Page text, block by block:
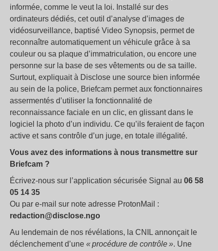
informée, comme le veut la loi. Installé sur des
ordinateurs dédiés, cet outil d’analyse d’images de
vidéosurveillance, baptisé Video Synopsis, permet de
reconnaître automatiquement un véhicule grâce à sa
couleur ou sa plaque d’immatriculation, ou encore une
personne sur la base de ses vêtements ou de sa taille.
Surtout, expliquait à Disclose une source bien informée
au sein de la police, Briefcam permet aux fonctionnaires
assermentés d’utiliser la fonctionnalité de
reconnaissance faciale en un clic, en glissant dans le
logiciel la photo d’un individu. Ce qu’ils feraient de façon
active et sans contrôle d’un juge, en totale illégalité.
Vous avez des informations à nous transmettre sur
Briefcam ?
Écrivez-nous sur l’application sécurisée Signal au 06 58
05 14 35
Ou par e-mail sur note adresse ProtonMail :
redaction@disclose.ngo
Au lendemain de nos révélations, la CNIL annonçait le
déclenchement d’une « procédure de contrôle ». Une